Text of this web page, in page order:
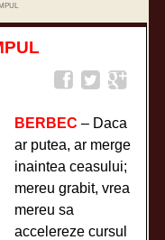
BERBEC – Daca
ar putea, ar merge
inaintea ceasului;
mereu grabit, vrea
mereu sa
accelereze cursul